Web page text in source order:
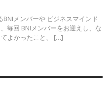
BNIメンバーや ビジネスマインド
毎回 BNIメンバーをお迎えし、な
よかったこと、 […]